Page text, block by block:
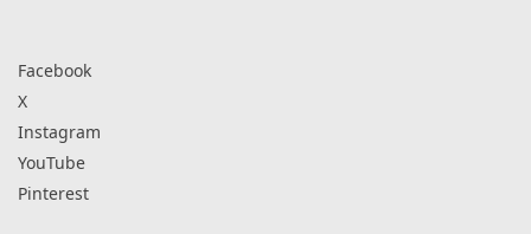
Facebook
X
Instagram
YouTube
Pinterest